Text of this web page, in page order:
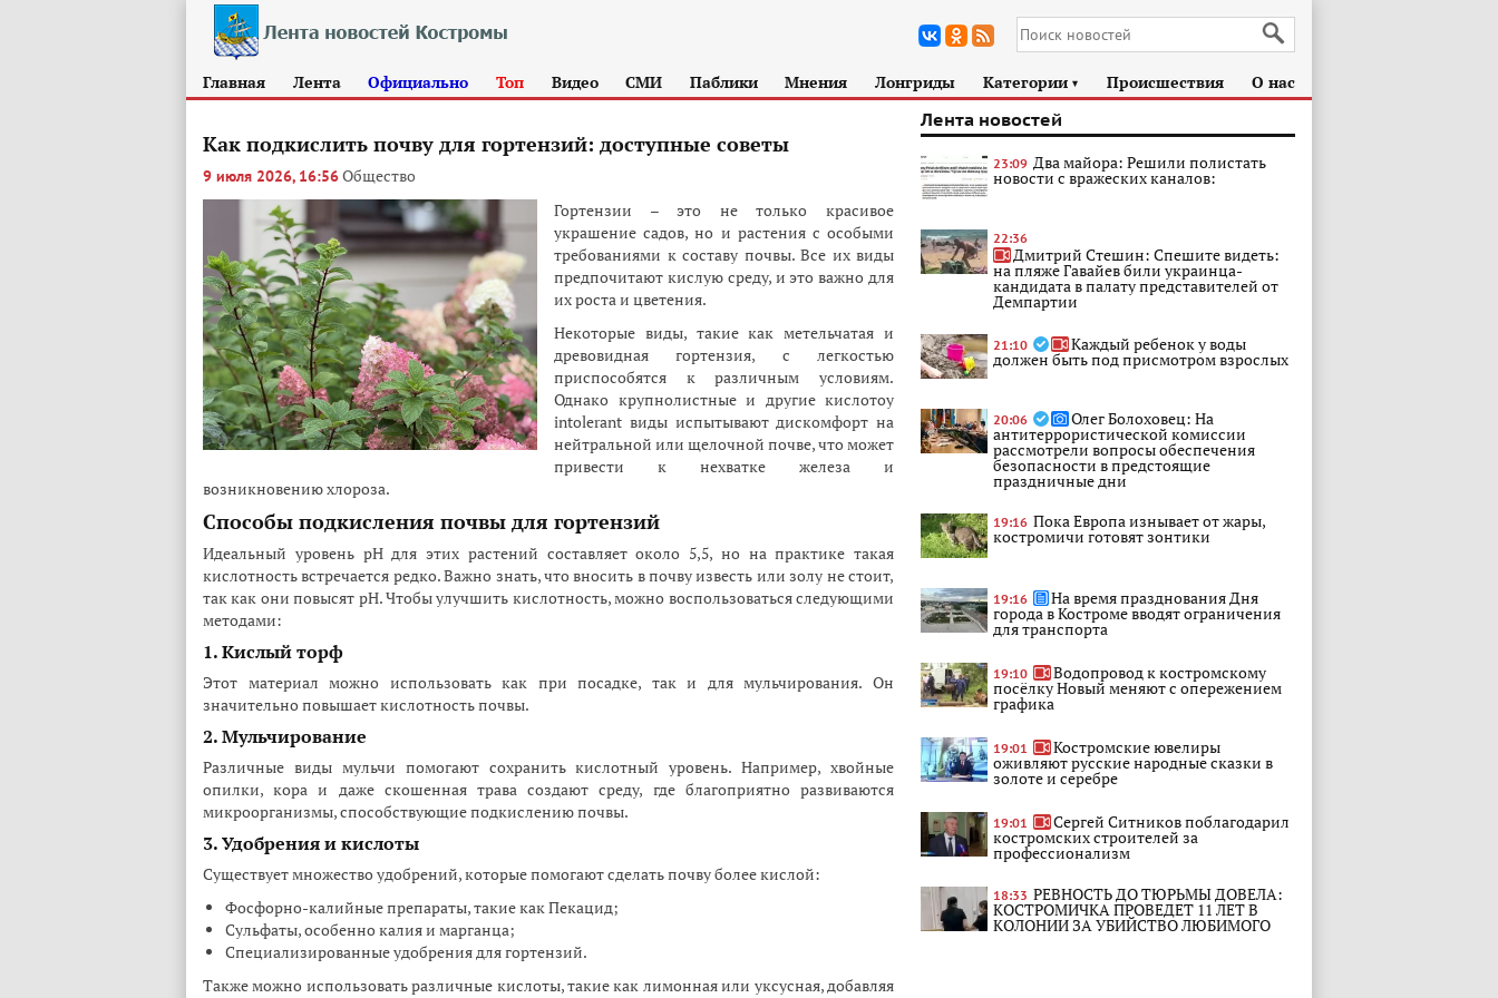
Главная Лента Официально Топ Видео СМИ Паблики Мнения Лонгриды Категории ► Происшествия О нас
Как подкислить почву для гортензий: доступные советы
9 июля 2026, 16:56Общество
Гортензии – это не только красивое
украшение садов, но и растения с особыми
требованиями к составу почвы. Все их виды
предпочитают кислую среду, и это важно для
их роста и цветения.
Некоторые виды, такие как метельчатая и
древовидная гортензия, с легкостью
приспособятся к различным условиям.
Однако крупнолистные и другие кислотоу
intolerant виды испытывают дискомфорт на
нейтральной или щелочной почве, что может
привести к нехватке железа и
возникновению хлороза.
Способы подкисления почвы для гортензий
Идеальный уровень pH для этих растений составляет около 5,5, но на практике такая
кислотность встречается редко. Важно знать, что вносить в почву известь или золу не стоит,
так как они повысят pH. Чтобы улучшить кислотность, можно воспользоваться следующими
методами:
1. Кислый торф
Этот материал можно использовать как при посадке, так и для мульчирования. Он
значительно повышает кислотность почвы.
2. Мульчирование
Различные виды мульчи помогают сохранить кислотный уровень. Например, хвойные
опилки, кора и даже скошенная трава создают среду, где благоприятно развиваются
микроорганизмы, способствующие подкислению почвы.
3. Удобрения и кислоты
Существует множество удобрений, которые помогают сделать почву более кислой:
Фосфорно-калийные препараты, такие как Пекацид;
Сульфаты, особенно калия и марганца;
Специализированные удобрения для гортензий.
Также можно использовать различные кислоты, такие как лимонная или уксусная, добавляя
Лента новостей
23:09 Два майора: Решили полистать
новости с вражеских каналов:
22:36
Дмитрий Стешин: Спешите видеть:
на пляже Гавайев били украинца-
кандидата в палату представителей от
Демпартии
21:10 Каждый ребенок у воды
должен быть под присмотром взрослых
20:06 Олег Болоховец: На
антитеррористической комиссии
рассмотрели вопросы обеспечения
безопасности в предстоящие
праздничные дни
19:16 Пока Европа изнывает от жары,
костромичи готовят зонтики
19:16 На время празднования Дня
города в Костроме вводят ограничения
для транспорта
19:10 Водопровод к костромскому
посёлку Новый меняют с опережением
графика
19:01 Костромские ювелиры
оживляют русские народные сказки в
золоте и серебре
19:01 Сергей Ситников поблагодарил
костромских строителей за
профессионализм
18:33 РЕВНОСТЬ ДО ТЮРЬМЫ ДОВЕЛА:
КОСТРОМИЧКА ПРОВЕДЕТ 11 ЛЕТ В
КОЛОНИИ ЗА УБИЙСТВО ЛЮБИМОГО